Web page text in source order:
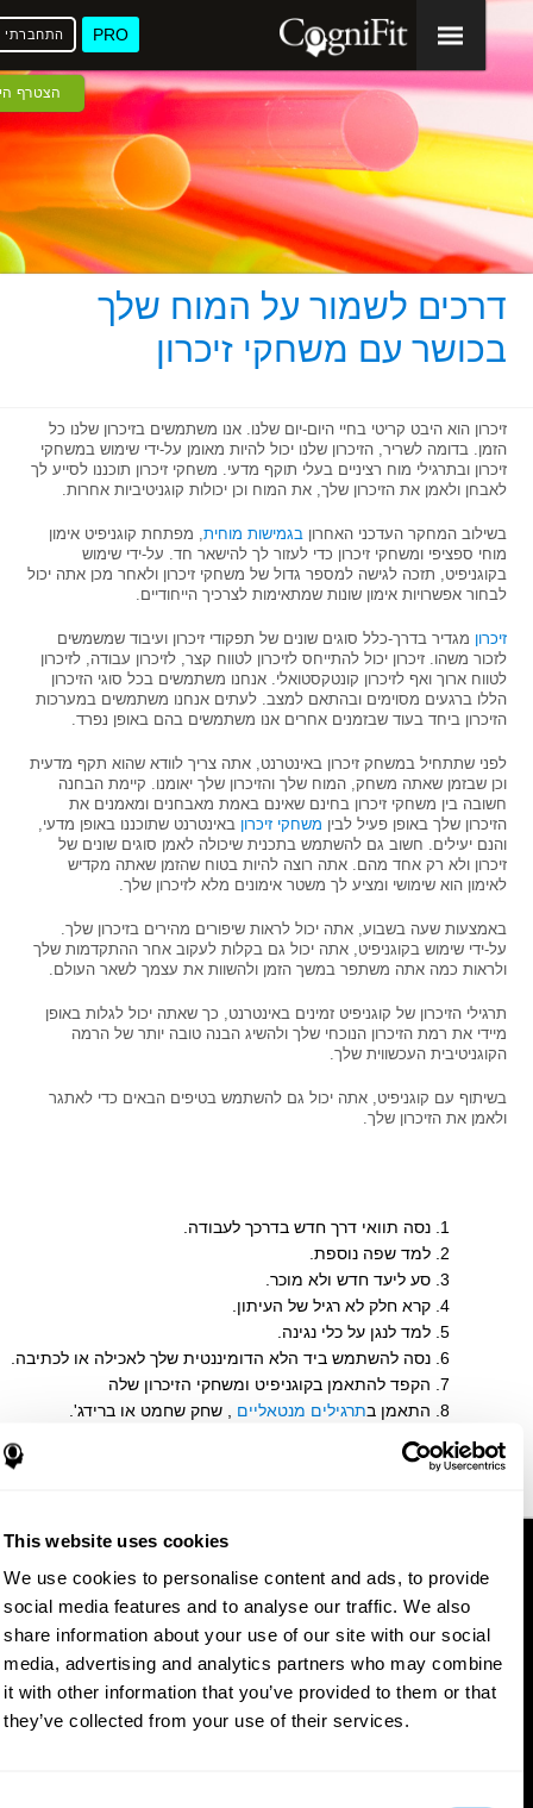
This website uses cookies
We use cookies to personalise content and ads, to provide
social media features and to analyse our traffic. We also
share information about your use of our site with our social
media, advertising and analytics partners who may combine
it with other information that you’ve provided to them or that
they’ve collected from your use of their services.
PRO התחברתי
הצטרף היום
דרכים לשמור על המוח שלך
בכושר עם משחקי זיכרון
זיכרון הוא היבט קריטי בחיי היום-יום שלנו. אנו משתמשים בזיכרון שלנו כל
הזמן. בדומה לשריר, הזיכרון שלנו יכול להיות מאומן על-ידי שימוש במשחקי
זיכרון ובתרגילי מוח רציניים בעלי תוקף מדעי. משחקי זיכרון תוכננו לסייע לך
לאבחן ולאמן את הזיכרון שלך, את המוח וכן יכולות קוגניטיביות אחרות.
בשילוב המחקר העדכני האחרוןבגמישות מוחית, מפתחת קוגניפיט אימון
מוחי ספציפי ומשחקי זיכרון כדי לעזור לך להישאר חד. על-ידי שימוש
בקוגניפיט, תזכה לגישה למספר גדול של משחקי זיכרון ולאחר מכן אתה יכול
לבחור אפשרויות אימון שונות שמתאימות לצרכיך הייחודיים.
זיכרוןמגדיר בדרך-כלל סוגים שונים של תפקודי זיכרון ועיבוד שמשמשים
לזכור משהו. זיכרון יכול להתייחס לזיכרון לטווח קצר, לזיכרון עבודה, לזיכרון
לטווח ארוך ואף לזיכרון קונטקסטואלי. אנחנו משתמשים בכל סוגי הזיכרון
הללו ברגעים מסוימים ובהתאם למצב. לעתים אנחנו משתמשים במערכות
הזיכרון ביחד בעוד שבזמנים אחרים אנו משתמשים בהם באופן נפרד.
לפני שתתחיל במשחק זיכרון באינטרנט, אתה צריך לוודא שהוא תקף מדעית
וכן שבזמן שאתה משחק, המוח שלך והזיכרון שלך יאומנו. קיימת הבחנה
חשובה בין משחקי זיכרון בחינם שאינם באמת מאבחנים ומאמנים את
הזיכרון שלך באופן פעיל לביןמשחקי זיכרוןבאינטרנט שתוכננו באופן מדעי,
והנם יעילים. חשוב גם להשתמש בתכנית שיכולה לאמן סוגים שונים של
זיכרון ולא רק אחד מהם. אתה רוצה להיות בטוח שהזמן שאתה מקדיש
לאימון הוא שימושי ומציע לך משטר אימונים מלא לזיכרון שלך.
באמצעות שעה בשבוע, אתה יכול לראות שיפורים מהירים בזיכרון שלך.
על-ידי שימוש בקוגניפיט, אתה יכול גם בקלות לעקוב אחר ההתקדמות שלך
ולראות כמה אתה משתפר במשך הזמן ולהשוות את עצמך לשאר העולם.
תרגילי הזיכרון של קוגניפיט זמינים באינטרנט, כך שאתה יכול לגלות באופן
מיידי את רמת הזיכרון הנוכחי שלך ולהשיג הבנה טובה יותר של הרמה
הקוגניטיבית העכשווית שלך.
בשיתוף עם קוגניפיט, אתה יכול גם להשתמש בטיפים הבאים כדי לאתגר
ולאמן את הזיכרון שלך.
נסה תוואי דרך חדש בדרכך לעבודה.
למד שפה נוספת.
סע ליעד חדש ולא מוכר.
קרא חלק לא רגיל של העיתון.
למד לנגן על כלי נגינה.
נסה להשתמש ביד הלא הדומיננטית שלך לאכילה או לכתיבה.
הקפד להתאמן בקוגניפיט ומשחקי הזיכרון שלה
התאמן בתרגילים מנטאליים, שחק שחמט או ברידג'.
התחל פעילות של